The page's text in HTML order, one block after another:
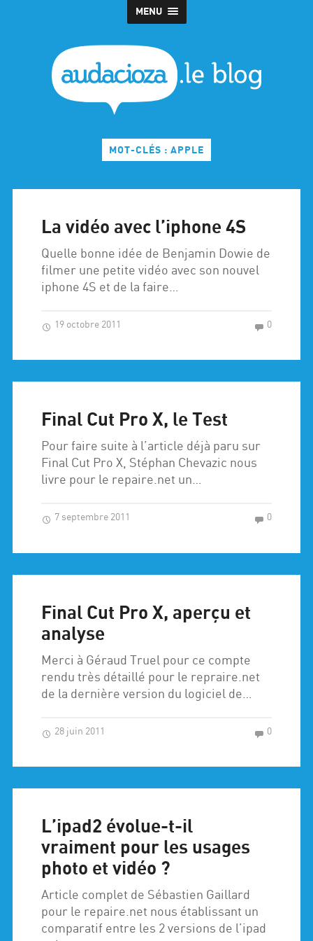
MENU
MOT-CLÉS : APPLE
La vidéo avec l’iphone 4S
Quelle bonne idée de Benjamin Dowie de
filmer une petite vidéo avec son nouvel
iphone 4S et de la faire…
19 octobre 2011 0
Final Cut Pro X, le Test
Pour faire suite à l’article déjà paru sur
Final Cut Pro X, Stéphan Chevazic nous
livre pour le repaire.net un…
7 septembre 2011 0
Final Cut Pro X, aperçu et
analyse
Merci à Géraud Truel pour ce compte
rendu très détaillé pour le repraire.net
de la dernière version du logiciel de…
28 juin 2011 0
L’ipad2 évolue-t-il
vraiment pour les usages
photo et vidéo ?
Article complet de Sébastien Gaillard
pour le repaire.net nous établissant un
comparatif entre les 2 versions de l’ipad